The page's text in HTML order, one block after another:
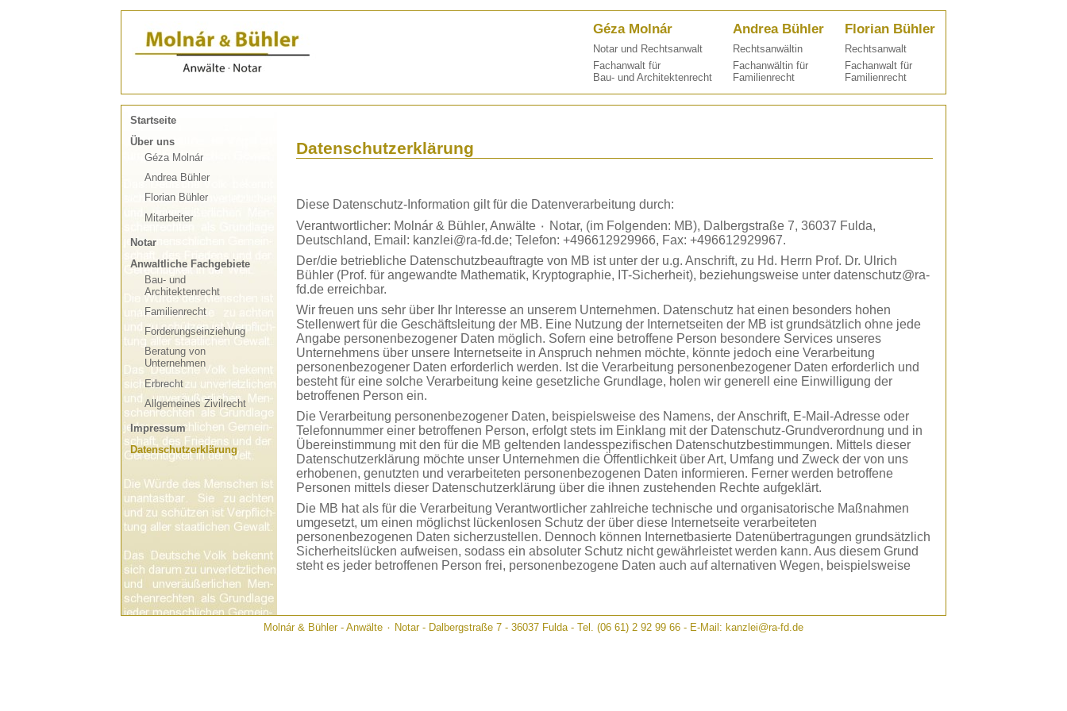
Géza Molnár
Notar und Rechtsanwalt
Fachanwalt für
Bau- und Architektenrecht
Andrea Bühler
Rechtsanwältin
Fachanwältin für
Familienrecht
Florian Bühler
Rechtsanwalt
Fachanwalt für
Familienrecht
Startseite
Über uns
Géza Molnár
Andrea Bühler
Florian Bühler
Mitarbeiter
Notar
Anwaltliche Fachgebiete
Bau- und
Architektenrecht
Familienrecht
Forderungseinziehung
Beratung von
Unternehmen
Erbrecht
Allgemeines Zivilrecht
Impressum
Datenschutzerklärung
Datenschutzerklärung
Diese Datenschutz-Information gilt für die Datenverarbeitung durch:
Verantwortlicher: Molnár & Bühler, Anwälte ۰ Notar, (im Folgenden: MB), Dalbergstraße 7, 36037 Fulda,
Deutschland, Email: kanzlei@ra-fd.de; Telefon: +496612929966, Fax: +496612929967.
Der/die betriebliche Datenschutzbeauftragte von MB ist unter der u.g. Anschrift, zu Hd. Herrn Prof. Dr. Ulrich
Bühler (Prof. für angewandte Mathematik, Kryptographie, IT-Sicherheit), beziehungsweise unter datenschutz@ra-
fd.de erreichbar.
Wir freuen uns sehr über Ihr Interesse an unserem Unternehmen. Datenschutz hat einen besonders hohen
Stellenwert für die Geschäftsleitung der MB. Eine Nutzung der Internetseiten der MB ist grundsätzlich ohne jede
Angabe personenbezogener Daten möglich. Sofern eine betroffene Person besondere Services unseres
Unternehmens über unsere Internetseite in Anspruch nehmen möchte, könnte jedoch eine Verarbeitung
personenbezogener Daten erforderlich werden. Ist die Verarbeitung personenbezogener Daten erforderlich und
besteht für eine solche Verarbeitung keine gesetzliche Grundlage, holen wir generell eine Einwilligung der
betroffenen Person ein.
Die Verarbeitung personenbezogener Daten, beispielsweise des Namens, der Anschrift, E-Mail-Adresse oder
Telefonnummer einer betroffenen Person, erfolgt stets im Einklang mit der Datenschutz-Grundverordnung und in
Übereinstimmung mit den für die MB geltenden landesspezifischen Datenschutzbestimmungen. Mittels dieser
Datenschutzerklärung möchte unser Unternehmen die Öffentlichkeit über Art, Umfang und Zweck der von uns
erhobenen, genutzten und verarbeiteten personenbezogenen Daten informieren. Ferner werden betroffene
Personen mittels dieser Datenschutzerklärung über die ihnen zustehenden Rechte aufgeklärt.
Die MB hat als für die Verarbeitung Verantwortlicher zahlreiche technische und organisatorische Maßnahmen
umgesetzt, um einen möglichst lückenlosen Schutz der über diese Internetseite verarbeiteten
personenbezogenen Daten sicherzustellen. Dennoch können Internetbasierte Datenübertragungen grundsätzlich
Sicherheitslücken aufweisen, sodass ein absoluter Schutz nicht gewährleistet werden kann. Aus diesem Grund
steht es jeder betroffenen Person frei, personenbezogene Daten auch auf alternativen Wegen, beispielsweise
Die Datenschutzerklärung der MB beruht auf den Begrifflichkeiten, die durch den Europäischen Richtlinien- und
Verordnungsgeber beim Erlass der Datenschutz-Grundverordnung (DS-GVO) verwendet wurden. Unsere
Molnár & Bühler - Anwälte ۰ Notar - Dalbergstraße 7 - 36037 Fulda - Tel. (06 61) 2 92 99 66 - E-Mail: kanzlei@ra-fd.de